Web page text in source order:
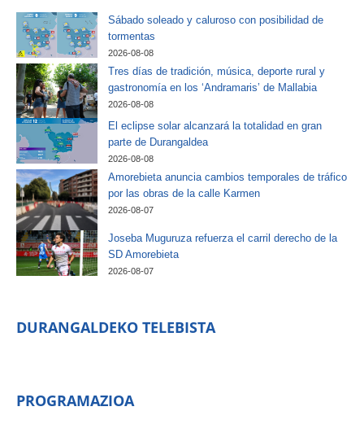
Sábado soleado y caluroso con posibilidad de
tormentas
2026-08-08
Tres días de tradición, música, deporte rural y
gastronomía en los ‘Andramaris’ de Mallabia
2026-08-08
El eclipse solar alcanzará la totalidad en gran
parte de Durangaldea
2026-08-08
Amorebieta anuncia cambios temporales de tráfico
por las obras de la calle Karmen
2026-08-07
Joseba Muguruza refuerza el carril derecho de la
SD Amorebieta
2026-08-07
DURANGALDEKO TELEBISTA
PROGRAMAZIOA